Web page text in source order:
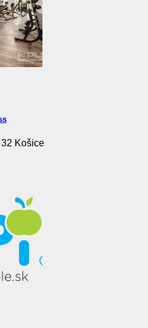
Košice